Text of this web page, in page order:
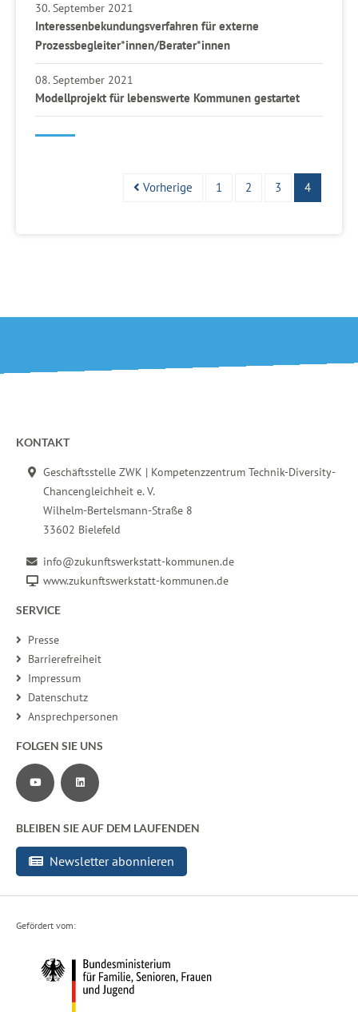
30. September 2021
Interessenbekundungsverfahren für externe
Prozessbegleiter*innen/Berater*innen
08. September 2021
Modellprojekt für lebenswerte Kommunen gestartet
Vorherige 1 2 3 4
Fußbereich der Seite
KONTAKT
Geschäftsstelle ZWK | Kompetenzzentrum Technik-Diversity-
Chancengleichheit e. V.
Wilhelm-Bertelsmann-Straße 8
33602 Bielefeld
info@zukunftswerkstatt-kommunen.de
www.zukunftswerkstatt-kommunen.de
SERVICE
Presse
Barrierefreiheit
Impressum
Datenschutz
Ansprechpersonen
FOLGEN SIE UNS
Zu unserem YouTube-Channel
Zu unserer LinkedIn-Seite
BLEIBEN SIE AUF DEM LAUFENDEN
Newsletter abonnieren
Gefördert vom: